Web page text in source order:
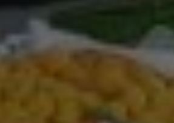
Marketing
Marketing Cookies werden von
Publishern verwendet, um
Besucher über Websites hinweg